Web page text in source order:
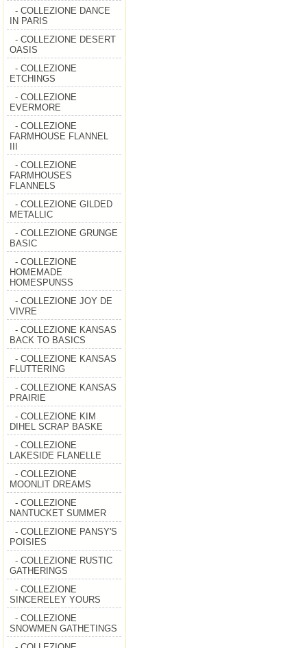
- COLLEZIONE DANCE
IN PARIS
- COLLEZIONE DESERT
OASIS
- COLLEZIONE
ETCHINGS
- COLLEZIONE
EVERMORE
- COLLEZIONE
FARMHOUSE FLANNEL
- COLLEZIONE
FARMHOUSES
FLANNELS
- COLLEZIONE GILDED
METALLIC
- COLLEZIONE GRUNGE
BASIC
- COLLEZIONE
HOMEMADE
HOMESPUNSS
- COLLEZIONE JOY DE
VIVRE
- COLLEZIONE KANSAS
BACK TO BASICS
- COLLEZIONE KANSAS
FLUTTERING
- COLLEZIONE KANSAS
PRAIRIE
- COLLEZIONE KIM
DIHEL SCRAP BASKE
- COLLEZIONE
LAKESIDE FLANELLE
- COLLEZIONE
MOONLIT DREAMS
- COLLEZIONE
NANTUCKET SUMMER
- COLLEZIONE PANSY'S
POISIES
- COLLEZIONE RUSTIC
GATHERINGS
- COLLEZIONE
SINCERELEY YOURS
- COLLEZIONE
SNOWMEN GATHETINGS